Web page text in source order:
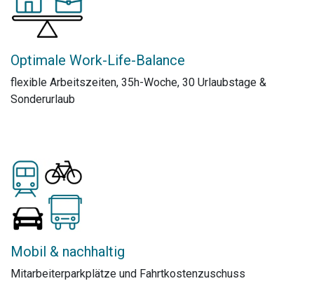
Optimale Work-Life-Balance
flexible Arbeitszeiten, 35h-Woche, 30 Urlaubstage &
Sonderurlaub
Mobil & nachhaltig
Mitarbeiterparkplätze und Fahrtkostenzuschuss